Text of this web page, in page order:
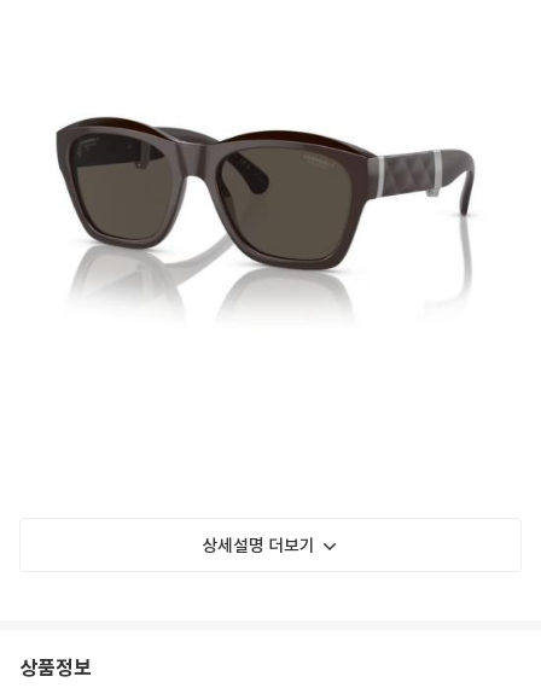
상세설명 더보기
상품정보